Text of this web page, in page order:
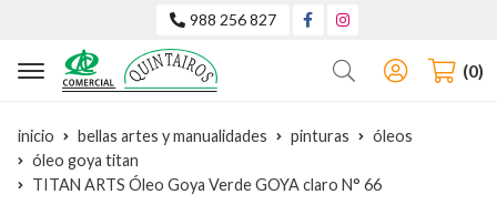
988 256 827
Buscar 0
inicio bellas artes y manualidades pinturas
óleos
óleo goya titan
TITAN ARTS Óleo Goya Verde GOYA claro N° 66